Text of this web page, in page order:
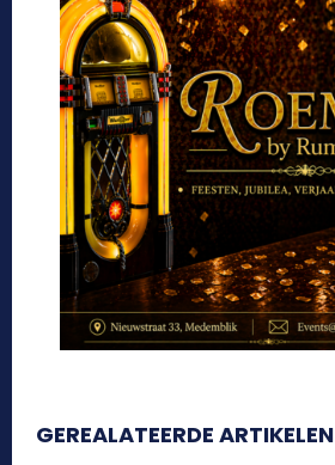
GEREALATEERDE ARTIKELEN